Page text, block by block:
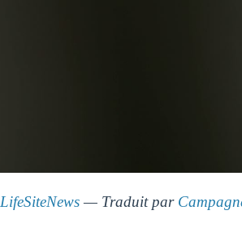
LifeSiteNews— Traduit par